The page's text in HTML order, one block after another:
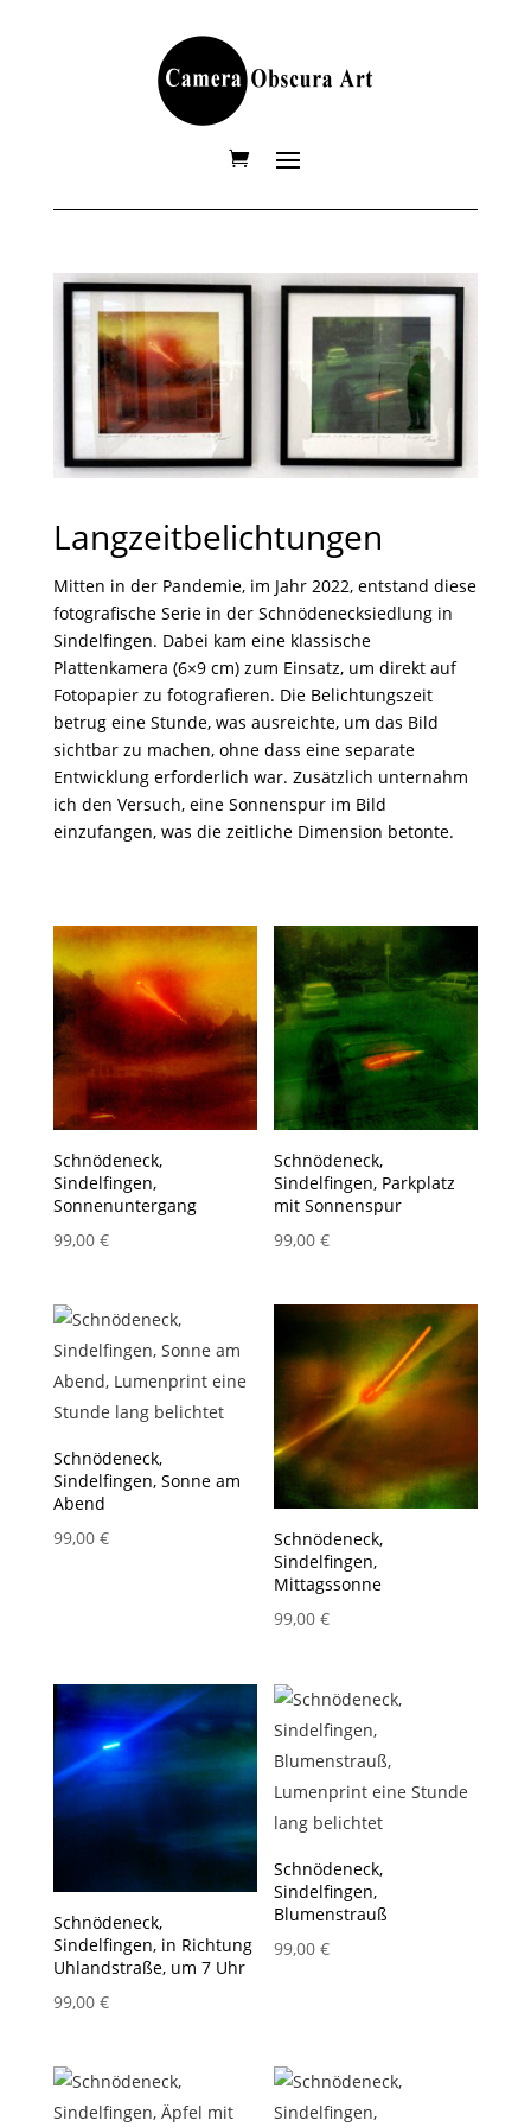
Langzeitbelichtungen
Mitten in der Pandemie, im Jahr 2022, entstand diese
fotografische Serie in der Schnödenecksiedlung in
Sindelfingen. Dabei kam eine klassische
Plattenkamera (6×9 cm) zum Einsatz, um direkt auf
Fotopapier zu fotografieren. Die Belichtungszeit
betrug eine Stunde, was ausreichte, um das Bild
sichtbar zu machen, ohne dass eine separate
Entwicklung erforderlich war. Zusätzlich unternahm
ich den Versuch, eine Sonnenspur im Bild
einzufangen, was die zeitliche Dimension betonte.
Schnödeneck,
Sindelfingen,
Sonnenuntergang
99,00 €
Schnödeneck,
Sindelfingen, Parkplatz
mit Sonnenspur
99,00€
Schnödeneck,
Sindelfingen, Sonne am
Abend
99,00 €
Schnödeneck,
Sindelfingen,
Mittagssonne
99,00€
Schnödeneck,
Sindelfingen, in Richtung
Uhlandstraße, um 7 Uhr
99,00 €
Schnödeneck,
Sindelfingen,
Blumenstrauß
99,00€